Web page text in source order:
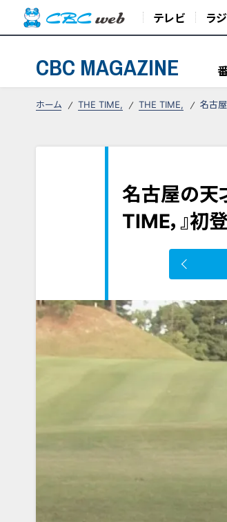
テレビ ラ
CBC MAGAZINE
ホーム THE TIME, THE TIME, 名古屋
名古屋の天
TIME，』初